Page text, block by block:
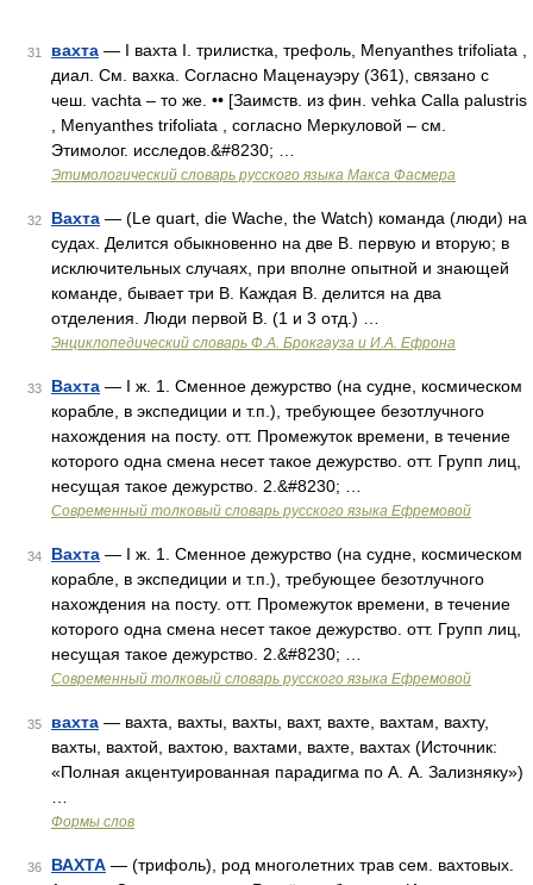
31 вахта — I вахта I. трилистка, трефоль, Menyanthes trifoliata ,
диал. См. вахка. Согласно Маценауэру (361), связано с
чеш. vachta – то же. •• [Заимств. из фин. vehka Calla palustris
, Menyanthes trifoliata , согласно Меркуловой – см.
Этимолог. исследов.&#8230; …
Этимологический словарь русского языка Макса Фасмера
32 Вахта — (Le quart, die Wache, the Watch) команда (люди) на
судах. Делится обыкновенно на две В. первую и вторую; в
исключительных случаях, при вполне опытной и знающей
команде, бывает три В. Каждая В. делится на два
отделения. Люди первой В. (1 и 3 отд.) …
Энциклопедический словарь Ф.А. Брокгауза и И.А. Ефрона
33 Вахта — I ж. 1. Сменное дежурство (на судне, космическом
корабле, в экспедиции и т.п.), требующее безотлучного
нахождения на посту. отт. Промежуток времени, в течение
которого одна смена несет такое дежурство. отт. Групп лиц,
несущая такое дежурство. 2.&#8230; …
Современный толковый словарь русского языка Ефремовой
34 Вахта — I ж. 1. Сменное дежурство (на судне, космическом
корабле, в экспедиции и т.п.), требующее безотлучного
нахождения на посту. отт. Промежуток времени, в течение
которого одна смена несет такое дежурство. отт. Групп лиц,
несущая такое дежурство. 2.&#8230; …
Современный толковый словарь русского языка Ефремовой
35 вахта — вахта, вахты, вахты, вахт, вахте, вахтам, вахту,
вахты, вахтой, вахтою, вахтами, вахте, вахтах (Источник:
«Полная акцентуированная парадигма по А. А. Зализняку»)
Формы слов
36 ВАХТА — (трифоль), род многолетних трав сем. вахтовых.